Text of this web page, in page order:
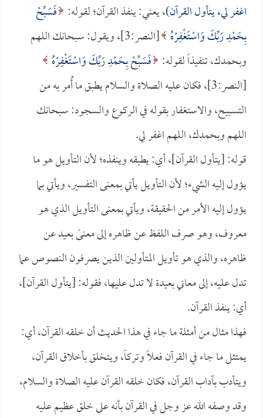
اغفر لي، يتأول القرآن)، يعني: ينفذ القرآن؛ لقوله: فَسَبِّحْ
بِحَمْدِ رَبِّكَ وَاسْتَغْفِرْهُ
[النصر:3]، ويقول: سبحانك اللهم
وبحمدك، تنفيذاً لقوله: فَسَبِّحْ بِحَمْدِ رَبِّكَ وَاسْتَغْفِرْهُ
[النصر:3]، فكان عليه الصلاة والسلام يطبق ما أُمر به من
التسبيح، والاستغفار بقوله في الركوع والسجود: سبحانك
اللهم وبحمدك، اللهم اغفر لي.
قوله: [يتأول القرآن]، أي: يطبقه وينفذه؛ لأن التأويل هو ما
يؤول إليه الشيء؛ لأن التأويل يأتي بمعنى التفسير، ويأتي بما
يؤول إليه الأمر من الحقيقة، ويأتي بمعنى التأويل الذي هو
معروف، وهو صرف اللفظ عن ظاهره إلى معنىً بعيد عن
ظاهره، والذي هو تأويل المتأولين الذين يصرفون النصوص عما
تدل عليه، إلى معاني بعيدة لا تدل عليها، فقوله: [يتأول القرآن]،
أي: ينفذ القرآن.
فهذا مثال من أمثلة ما جاء في هذا الحديث أن خلقه القرآن، أي:
يمتثل ما جاء في القرآن فعلاً وتركاً، ويتخلق بأخلاق القرآن،
ويتأدب بآداب القرآن، فكان خلقه القرآن عليه الصلاة والسلام،
وقد وصفه الله عز وجل في القرآن بأنه على خلق عظيم عليه